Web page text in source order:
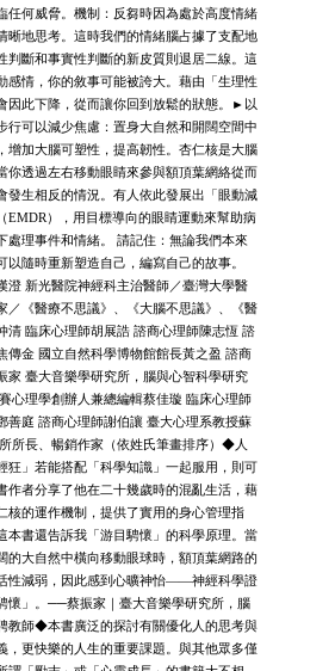
任何威脅。機制：反芻時因為處於高度情緒
晰地思考。這時我們的情緒腦占據了支配地
判斷和事實性判斷的新皮質則退居二線。這
感情，你的敘事可能被誇大。藉由「生理性
因此下降，從而讓你回到放鬆的狀態。►以
行可以減少焦慮：置身大自然和開闊空間中
增加大腦可塑性，提高韌性。杏仁核是大腦
你透過左右移動眼睛來參與額頂葉網絡從而
發生相反的情況。有人依此發展出「眼動減
EMDR），用目標導向的眼睛運動來幫助病
處理事件和情緒。 請記住：無論我們本來
以隨時重新塑造自己，編寫自己的故事。
澄 新光醫院神經科主治醫師／臺灣大學醫
／《醫療不思議》、《大腦不思議》、《醫
清 臨床心理師胡展誥 諮商心理師陳志恆 諮
傳金 國立自然科學博物館館長黃之盈 諮商
家 臺大音樂學研究所，腦與心智科學研究
心理學創辦人兼總編輯蔡佳璇 臨床心理師
善庭 諮商心理師謝伯讓 臺大心理系教授蘇
所長、暢銷作家（依姓氏筆畫排序）◆人
狂」若能搭配「科學知識」一起服用，則可
作者分享了他在二十幾歲時的混亂生活，藉
核的運作機制，提供了實用的身心管理指
本書還告訴我「游目騁懷」的科學原理。當
的大自然中橫向移動眼球時，額頂葉網路的
性減弱，因此感到心曠神怡——神經科學證
懷」。──蔡振家｜臺大音樂學研究所，腦
教師◆本書廣泛的探討有關優化人的思考與
，更快樂的人生的重要課題。與其他眾多僅